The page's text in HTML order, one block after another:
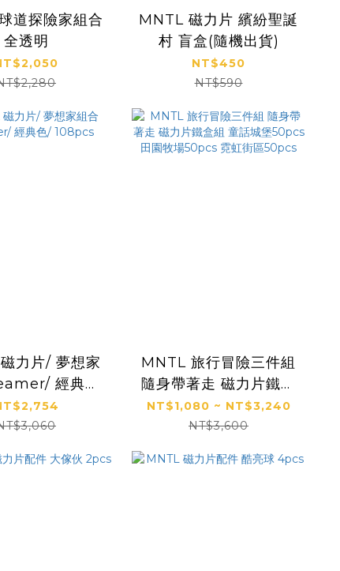
道探險家組合
全透明
MNTL 磁力片 繽紛聖誕
村 盲盒(隨機出貨)
NT$450
NT$590
力片/ 夢想家
經典色/
108pcs
MNTL 旅行冒險三件組
隨身帶著走 磁力片鐵盒
組 童話城堡50pcs 田園
牧場50pcs 霓虹街區
NT$1,080 ~ NT$3,240
NT$3,600